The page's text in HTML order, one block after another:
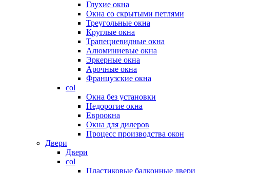
Глухие окна
Окна со скрытыми петлями
Треугольные окна
Круглые окна
Трапециевидные окна
Алюминиевые окна
Эркерные окна
Арочные окна
Французские окна
col
Окна без установки
Недорогие окна
Евроокна
Окна для дилеров
Процесс производства окон
Двери
Двери
col
Пластиковые балконные двери